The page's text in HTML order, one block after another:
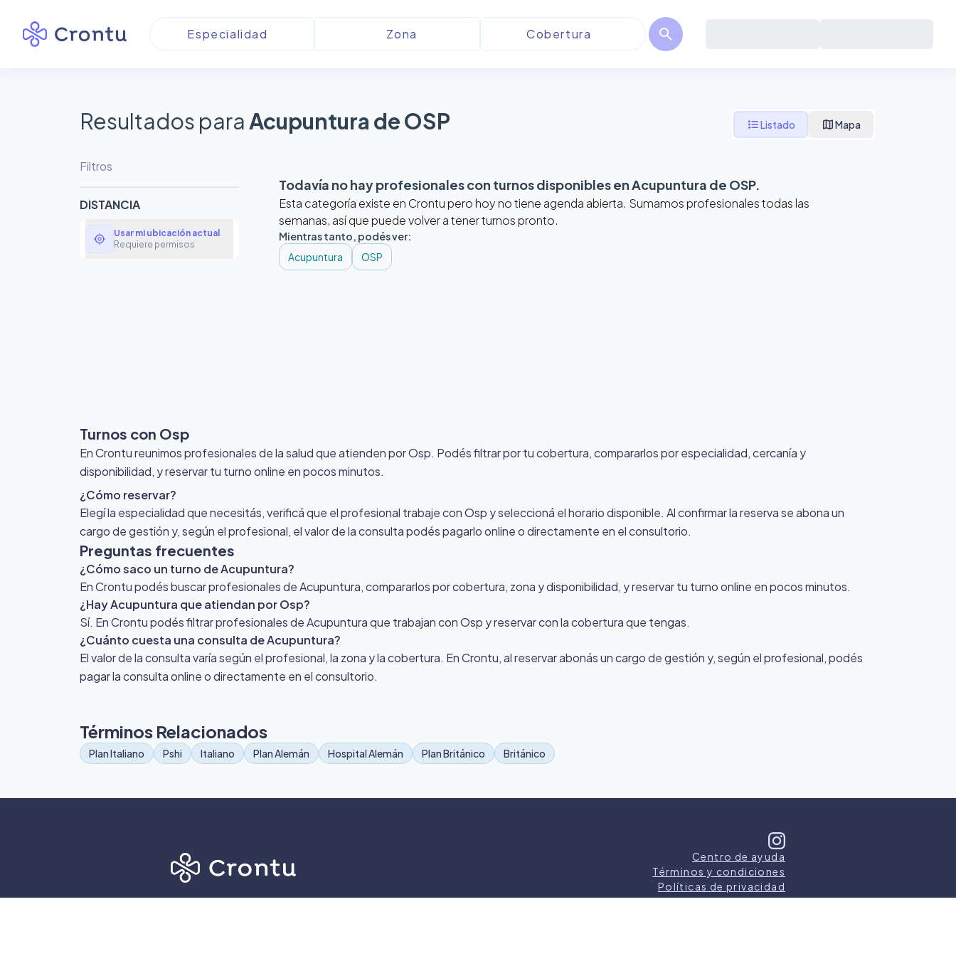
search
Resultados paraAcupuntura de OSP format_list_bulletedListado mapMapa
Filtros
DISTANCIA
my_location
Usar mi ubicación actual
Requiere permisos
Todavía no hay profesionales con turnos disponibles enAcupuntura de OSP.
Esta categoría existe en Crontu pero hoy no tiene agenda abierta. Sumamos profesionales todas las
semanas, así que puede volver a tener turnos pronto.
Mientras tanto, podés ver:
Acupuntura
OSP
Turnos con Osp
En Crontu reunimos profesionales de la salud que atienden por Osp. Podés filtrar por tu cobertura, compararlos por especialidad, cercanía y
disponibilidad, y reservar tu turno online en pocos minutos.
¿Cómo reservar?
Elegí la especialidad que necesitás, verificá que el profesional trabaje con Osp y seleccioná el horario disponible. Al confirmar la reserva se abona un
cargo de gestión y, según el profesional, el valor de la consulta podés pagarlo online o directamente en el consultorio.
Preguntas frecuentes
¿Cómo saco un turno de Acupuntura?
En Crontu podés buscar profesionales de Acupuntura, compararlos por cobertura, zona y disponibilidad, y reservar tu turno online en pocos minutos.
¿Hay Acupuntura que atiendan por Osp?
Sí. En Crontu podés filtrar profesionales de Acupuntura que trabajan con Osp y reservar con la cobertura que tengas.
¿Cuánto cuesta una consulta de Acupuntura?
El valor de la consulta varía según el profesional, la zona y la cobertura. En Crontu, al reservar abonás un cargo de gestión y, según el profesional, podés
pagar la consulta online o directamente en el consultorio.
Términos Relacionados
Plan Italiano Pshi Italiano Plan Alemán Hospital Alemán Plan Británico Británico
Centro de ayuda
Términos y condiciones
Políticas de privacidad
©2026Crontu – Todos los derechos reservados